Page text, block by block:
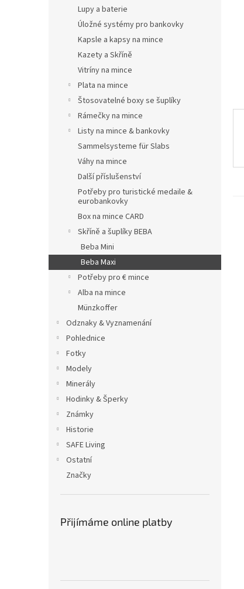
Lupy a baterie
Úložné systémy pro bankovky
Kapsle a kapsy na mince
Kazety a Skříně
Vitríny na mince
Plata na mince
Štosovatelné boxy se šuplíky
Rámečky na mince
Listy na mince & bankovky
Sammelsysteme für Slabs
Váhy na mince
Další příslušenství
Potřeby pro turistické medaile &
eurobankovky
Box na mince CARD
Skříně a šuplíky BEBA
Beba Mini
Beba Maxi
Potřeby pro € mince
Alba na mince
Münzkoffer
Odznaky & Vyznamenání
Pohlednice
Fotky
Modely
Minerály
Hodinky & Šperky
Známky
Historie
SAFE Living
Ostatní
Značky
Přijímáme online platby